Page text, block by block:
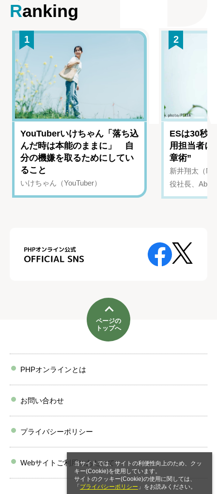
当サイトでは、サイトの利便性向上のため、クッ
キー(Cookie)を使用しています。
サイトのクッキー(Cookie)の使用に関しては、
「 プライバシーポリシー 」をお読みください。
Ranking
1
YouTuberいけちゃん「落ち込
んだ時は本能のままに」 自
分の機嫌を取るためにしてい
ること
いけちゃん（YouTuber）
2
ESは30秒
用担当者に
章術”
新井翔太（
役社長、
ページの
トップへ
PHPオンラインとは
お問い合わせ
プライバシーポリシー
Webサイトご利用にあたって